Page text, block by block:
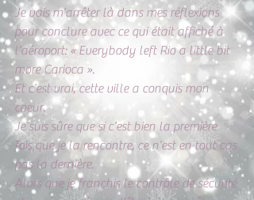
Je vais m’arrêter là dans mes réflexions
pour conclure avec ce qui était affiché à
l’aéroport: « Everybody left Rio a little bit
more Carioca ».
Et c’est vrai, cette ville a conquis mon
coeur.
Je suis sûre que si c’est bien la première
fois que je la rencontre, ce n’est en tout cas
pas la dernière.
Alors que je franchis le contrôle de sécurité